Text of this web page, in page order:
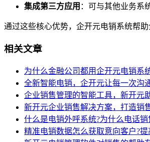
集成第三方应用 ：可与其他业务系
通过这些核心优势，企开元电销系统帮
相关文章
为什么金融公司都用企开元电销系
全新智能电销，企开元让每一次沟
企业销售管理的智能工具，新开元
新开元企业销售解决方案，打造销
什么是电销外呼系统?为什么电话销
精准电销数据怎么获取意向客户?提